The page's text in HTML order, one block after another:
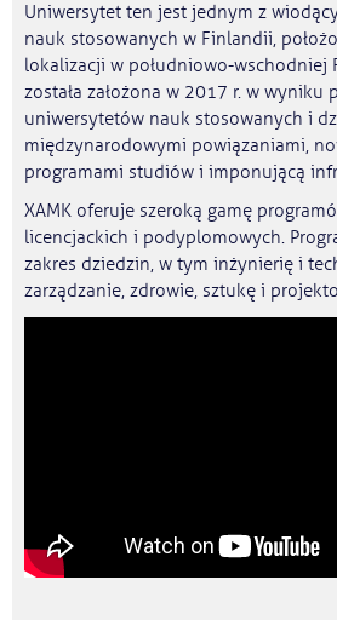
Uniwersytet ten jest jednym z
nauk stosowanych w Finlandii,
lokalizacji w południowo-wschodniej
została założona w 2017 r. w wyniku
uniwersytetów nauk stosowanych i
międzynarodowymi powiązaniami,
programami studiów i imponującą
XAMK oferuje szeroką gamę
licencjackich i podyplomowych.
zakres dziedzin, w tym inżynierię i
zarządzanie, zdrowie, sztukę i